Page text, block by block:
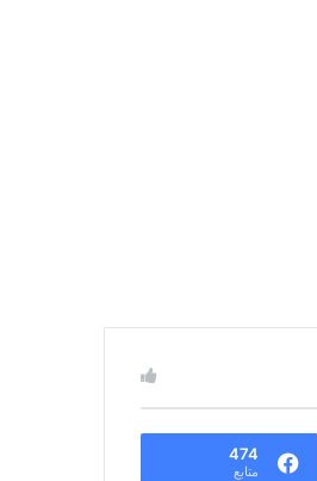
474
متابع